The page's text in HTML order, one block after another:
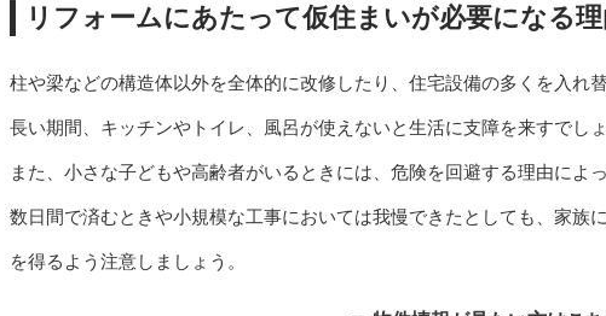
リフォームにあたって仮住まいが必要になる
柱や梁などの構造体以外を全体的に改修したり、住宅設備の多くを入れ
長い期間、キッチンやトイレ、風呂が使えないと生活に支障を来すでしょ
また、小さな子どもや高齢者がいるときには、危険を回避する理由によ
数日間で済むときや小規模な工事においては我慢できたとしても、家族
を得るよう注意しましょう。